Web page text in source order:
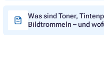
Was sind Toner,
Bildtrommeln – und